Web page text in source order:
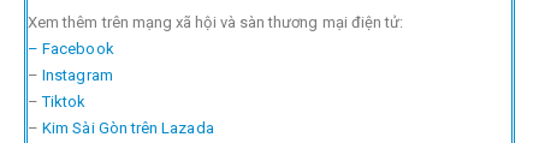
Xem thêm trên mạng xã hội và sàn thương mại điện tử:
– Facebook
–Instagram
–Tiktok
–Kim Sài Gòn trên Lazada